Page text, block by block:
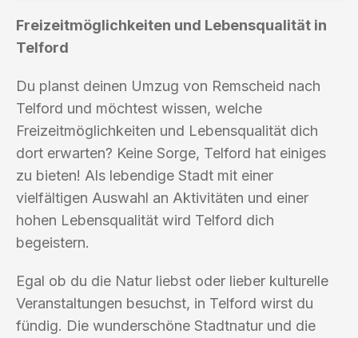
Freizeitmöglichkeiten und Lebensqualität in
Telford
Du planst deinen Umzug von Remscheid nach
Telford und möchtest wissen, welche
Freizeitmöglichkeiten und Lebensqualität dich
dort erwarten? Keine Sorge, Telford hat einiges
zu bieten! Als lebendige Stadt mit einer
vielfältigen Auswahl an Aktivitäten und einer
hohen Lebensqualität wird Telford dich
begeistern.
Egal ob du die Natur liebst oder lieber kulturelle
Veranstaltungen besuchst, in Telford wirst du
fündig. Die wunderschöne Stadtnatur und die